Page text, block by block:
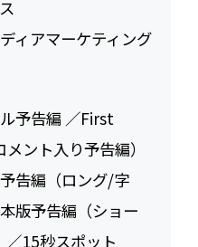
ィアマーケティング
予告編 ／First
ント入り予告編）
告編（ロング/字
版予告編（ショー
／15秒スポット